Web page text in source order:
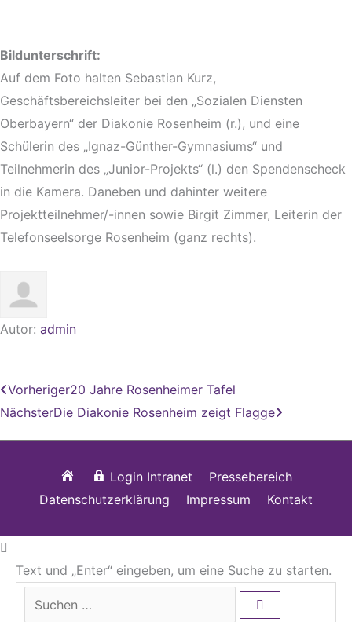
Bildunterschrift:
Auf dem Foto halten Sebastian Kurz,
Geschäftsbereichsleiter bei den „Sozialen Diensten
Oberbayern“ der Diakonie Rosenheim (r.), und eine
Schülerin des „Ignaz-Günther-Gymnasiums“ und
Teilnehmerin des „Junior-Projekts“ (l.) den Spendenscheck
in die Kamera. Daneben und dahinter weitere
Projektteilnehmer/-innen sowie Birgit Zimmer, Leiterin der
Telefonseelsorge Rosenheim (ganz rechts).
Autor: admin
Zurück
Vorheriger20 Jahre Rosenheimer Tafel
NächsterDie Diakonie Rosenheim zeigt Flagge
StartseiteLogin Intranet
Pressebereich
Datenschutzerklärung
Impressum Kontakt
Text und „Enter“ eingeben, um eine Suche zu starten.